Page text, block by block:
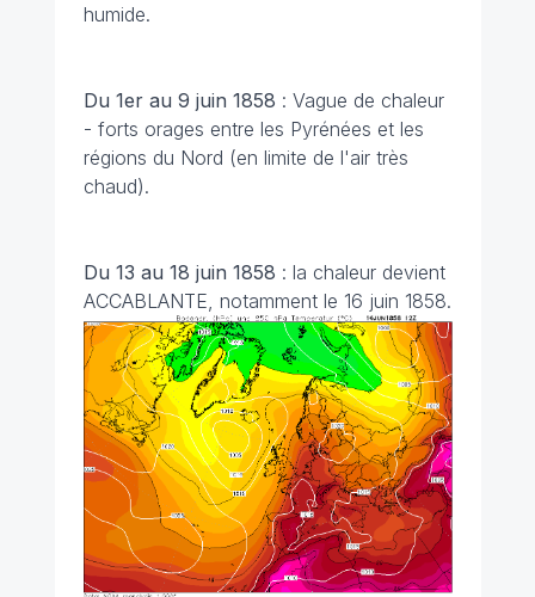
humide.
Du 1er au 9 juin 1858 : Vague de chaleur
- forts orages entre les Pyrénées et les
régions du Nord (en limite de l'air très
chaud).
Du 13 au 18 juin 1858 : la chaleur devient
ACCABLANTE, notamment le 16 juin 1858.